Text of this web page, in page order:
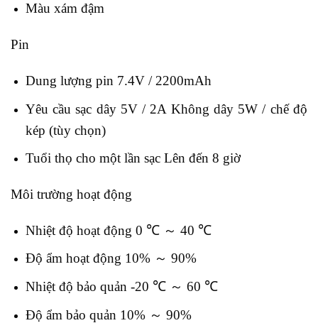
Màu xám đậm
Pin
Dung lượng pin 7.4V / 2200mAh
Yêu cầu sạc dây 5V / 2A Không dây 5W / chế độ
kép (tùy chọn)
Tuổi thọ cho một lần sạc Lên đến 8 giờ
Môi trường hoạt động
Nhiệt độ hoạt động 0 ℃ ～ 40 ℃
Độ ẩm hoạt động 10% ～ 90%
Nhiệt độ bảo quản -20 ℃ ～ 60 ℃
Độ ẩm bảo quản 10% ～ 90%